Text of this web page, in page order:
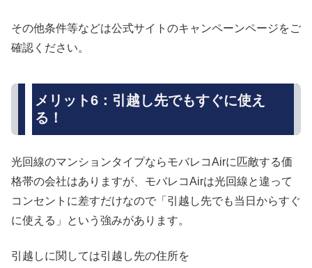
その他条件等などは公式サイトのキャンペーンページをご
確認ください。
メリット6：引越し先でもすぐに使え
る！
光回線のマンションタイプならモバレコAirに匹敵する価
格帯の会社はありますが、モバレコAirは光回線と違って
コンセントに差すだけなので 「引越し先でも当日からすぐ
に使える」という強みがあります。
引越しに関しては引越し先の住所を